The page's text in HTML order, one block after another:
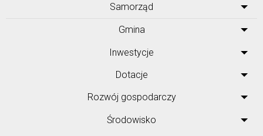
Samorząd
Gmina
Inwestycje
Dotacje
Rozwój gospodarczy
Środowisko